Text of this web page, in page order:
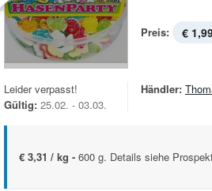
Preis: €
Leider verpasst!
Gültig: 25.02. - 03.03.
Händler:
€ 3,31 / kg - 600 g. Details siehe